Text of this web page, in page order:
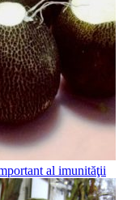
al imunităţii